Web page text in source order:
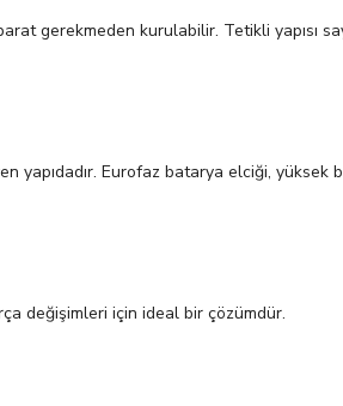
gerekmeden kurulabilir. Tetikli yapısı
Eurofaz batarya elciği, yüksek
değişimleri için ideal bir çözümdür.